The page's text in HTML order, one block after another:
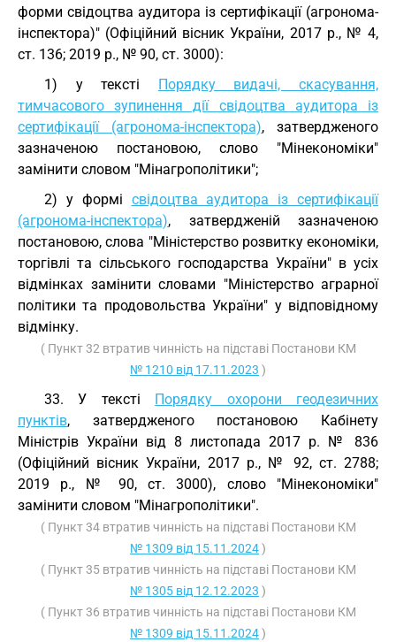
форми свідоцтва аудитора із сертифікації (агронома-
інспектора)" (Офіційний вісник України, 2017 р., № 4,
ст. 136; 2019 р., № 90, ст. 3000):
1) у тексті Порядку видачі, скасування,
тимчасового зупинення дії свідоцтва аудитора із
сертифікації (агронома-інспектора), затвердженого
зазначеною постановою, слово "Мінекономіки"
замінити словом "Мінагрополітики";
2) у формі свідоцтва аудитора із сертифікації
(агронома-інспектора), затвердженій зазначеною
постановою, слова "Міністерство розвитку економіки,
торгівлі та сільського господарства України" в усіх
відмінках замінити словами "Міністерство аграрної
політики та продовольства України" у відповідному
відмінку.
( Пункт 32 втратив чинність на підставі Постанови КМ
№ 1210 від 17.11.2023 )
33. У тексті Порядку охорони геодезичних
пунктів, затвердженого постановою Кабінету
Міністрів України від 8 листопада 2017 р. № 836
(Офіційний вісник України, 2017 р., № 92, ст. 2788;
2019 р., № 90, ст. 3000), слово "Мінекономіки"
замінити словом "Мінагрополітики".
( Пункт 34 втратив чинність на підставі Постанови КМ
№ 1309 від 15.11.2024)
( Пункт 35 втратив чинність на підставі Постанови КМ
№ 1305 від 12.12.2023 )
( Пункт 36 втратив чинність на підставі Постанови КМ
№ 1309 від 15.11.2024)